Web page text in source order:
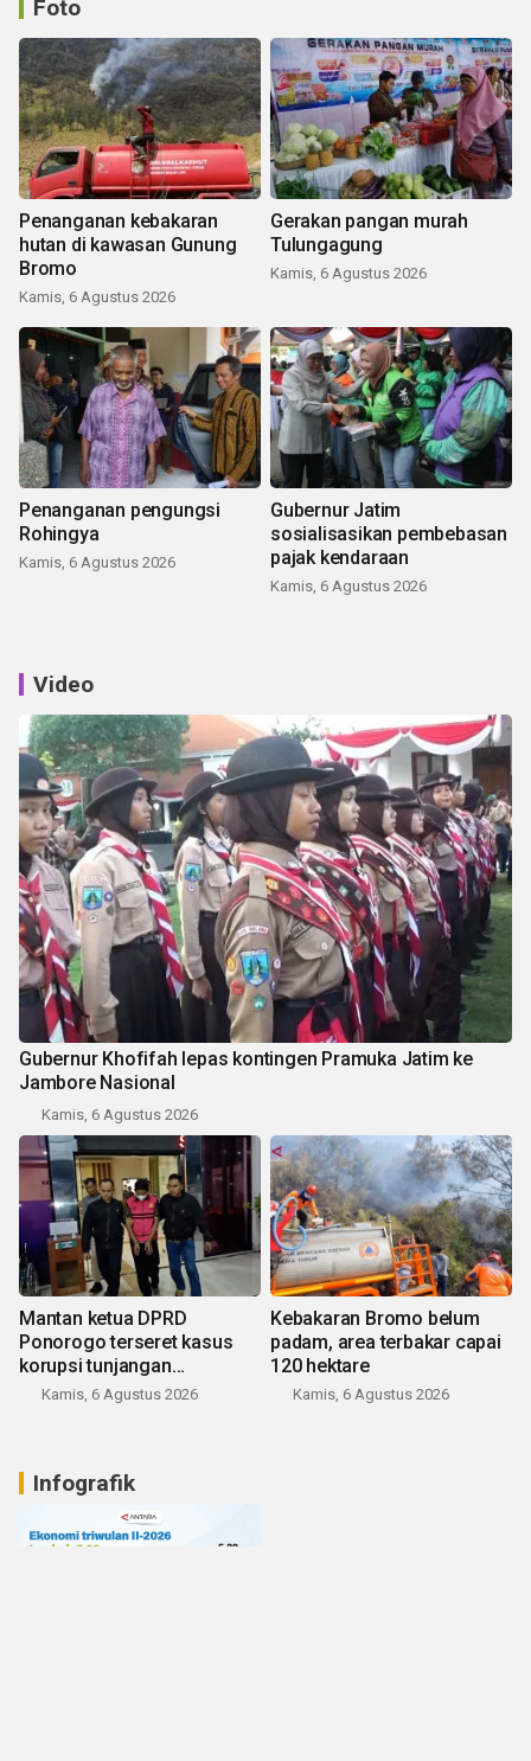
Foto
Penanganan kebakaran
hutan di kawasan Gunung
Bromo
Kamis, 6 Agustus 2026
Gerakan pangan murah
Tulungagung
Kamis, 6 Agustus 2026
Penanganan pengungsi
Rohingya
Kamis, 6 Agustus 2026
Gubernur Jatim
sosialisasikan pembebasan
pajak kendaraan
Kamis, 6 Agustus 2026
Video
Gubernur Khofifah lepas kontingen Pramuka Jatim ke
Jambore Nasional
Kamis, 6 Agustus 2026
Mantan ketua DPRD
Ponorogo terseret kasus
korupsi tunjangan
perumahan
Kamis, 6 Agustus 2026
Kebakaran Bromo belum
padam, area terbakar capai
120 hektare
Kamis, 6 Agustus 2026
Infografik